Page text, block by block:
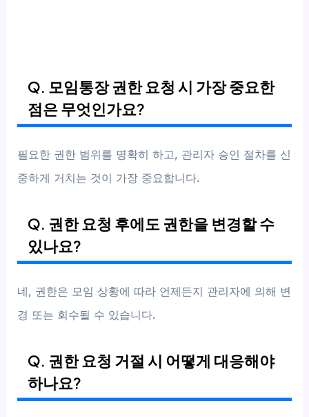
Q. 모임통장 권한 요청 시 가장 중요한
점은 무엇인가요?
필요한 권한 범위를 명확히 하고, 관리자 승인 절차를 신
중하게 거치는 것이 가장 중요합니다.
Q. 권한 요청 후에도 권한을 변경할 수
있나요?
네, 권한은 모임 상황에 따라 언제든지 관리자에 의해 변
경 또는 회수될 수 있습니다.
Q. 권한 요청 거절 시 어떻게 대응해야
하나요?